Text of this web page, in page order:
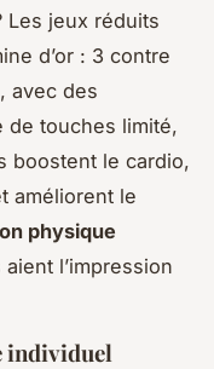
Les jeux réduits
d’or : 3 contre
avec des
de touches limité,
boostent le cardio,
améliorent le
physique
l’impression
individuel